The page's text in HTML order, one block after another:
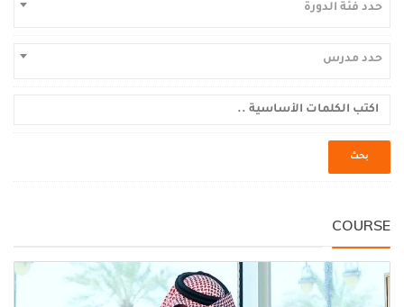
حدد فئة الدورة
حدد مدرس
COURSE